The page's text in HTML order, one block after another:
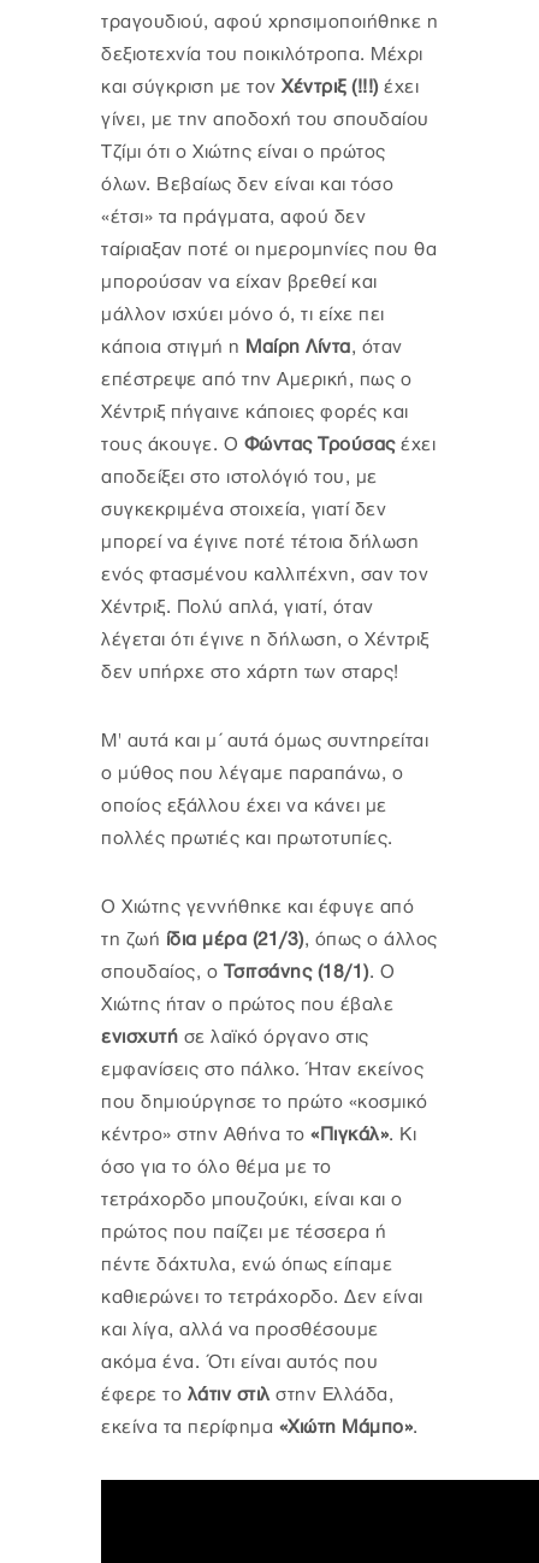
τραγουδιού, αφού χρησιμοποιήθηκε η
δεξιοτεχνία του ποικιλότροπα. Μέχρι
και σύγκριση με τον Χέντριξ (!!!)έχει
γίνει, με την αποδοχή του σπουδαίου
Τζίμι ότι ο Χιώτης είναι ο πρώτος
όλων. Βεβαίως δεν είναι και τόσο
«έτσι» τα πράγματα, αφού δεν
ταίριαξαν ποτέ οι ημερομηνίες που θα
μπορούσαν να είχαν βρεθεί και
μάλλον ισχύει μόνο ό, τι είχε πει
κάποια στιγμή η Μαίρη Λίντα, όταν
επέστρεψε από την Αμερική, πως ο
Χέντριξ πήγαινε κάποιες φορές και
τους άκουγε. Ο Φώντας Τρούσαςέχει
αποδείξει στο ιστολόγιό του, με
συγκεκριμένα στοιχεία, γιατί δεν
μπορεί να έγινε ποτέ τέτοια δήλωση
ενός φτασμένου καλλιτέχνη, σαν τον
Χέντριξ. Πολύ απλά, γιατί, όταν
λέγεται ότι έγινε η δήλωση, ο Χέντριξ
δεν υπήρχε στο χάρτη των σταρς!
Μ' αυτά και μ΄ αυτά όμως συντηρείται
ο μύθος που λέγαμε παραπάνω, ο
οποίος εξάλλου έχει να κάνει με
πολλές πρωτιές και πρωτοτυπίες.
Ο Χιώτης γεννήθηκε και έφυγε από
τη ζωή ίδια μέρα (21/3), όπως ο άλλος
σπουδαίος, ο Τσιτσάνης (18/1). Ο
Χιώτης ήταν ο πρώτος που έβαλε
ενισχυτή σε λαϊκό όργανο στις
εμφανίσεις στο πάλκο. Ήταν εκείνος
που δημιούργησε το πρώτο «κοσμικό
κέντρο» στην Αθήνα το «Πιγκάλ». Κι
όσο για το όλο θέμα με το
τετράχορδο μπουζούκι, είναι και ο
πρώτος που παίζει με τέσσερα ή
πέντε δάχτυλα, ενώ όπως είπαμε
καθιερώνει το τετράχορδο. Δεν είναι
και λίγα, αλλά να προσθέσουμε
ακόμα ένα. Ότι είναι αυτός που
έφερε το λάτιν στιλ στην Ελλάδα,
εκείνα τα περίφημα «Χιώτη Μάμπο».